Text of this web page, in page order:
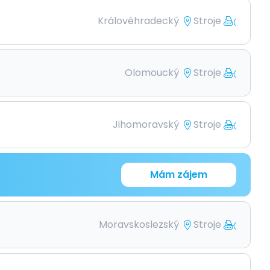
Královéhradecký Stroje
Olomoucký Stroje
Jihomoravský Stroje
Mám zájem
Moravskoslezský Stroje